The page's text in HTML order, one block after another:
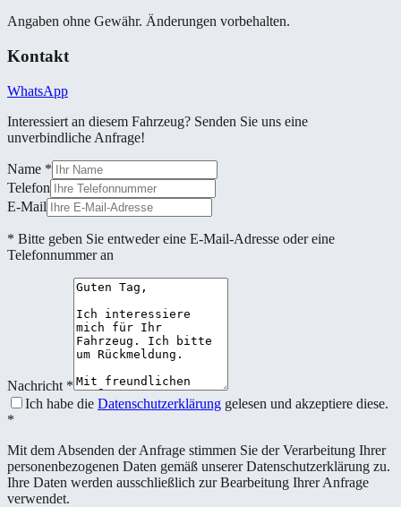
Angaben ohne Gewähr. Änderungen vorbehalten.
Kontakt
WhatsApp
Interessiert an diesem Fahrzeug? Senden Sie uns eine
unverbindliche Anfrage!
Name *
Telefon
E-Mail
* Bitte geben Sie entweder eine E-Mail-Adresse oder eine
Telefonnummer an
Nachricht *
Ich habe die Datenschutzerklärung gelesen und akzeptiere diese.
*
Mit dem Absenden der Anfrage stimmen Sie der Verarbeitung Ihrer
personenbezogenen Daten gemäß unserer Datenschutzerklärung zu.
Ihre Daten werden ausschließlich zur Bearbeitung Ihrer Anfrage
verwendet.